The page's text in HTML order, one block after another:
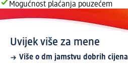
Mogućnost plaćanja pouzećem
Uvijek više za mene
Više o dm jamstvu dobrih cijena